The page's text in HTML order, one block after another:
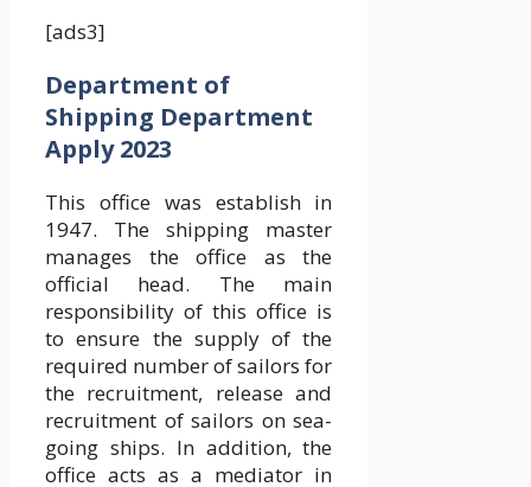
[ads3]
Department of
Shipping Department
Apply 2023
This office was establish in
1947. The shipping master
manages the office as the
official head. The main
responsibility of this office is
to ensure the supply of the
required number of sailors for
the recruitment, release and
recruitment of sailors on sea-
going ships. In addition, the
office acts as a mediator in